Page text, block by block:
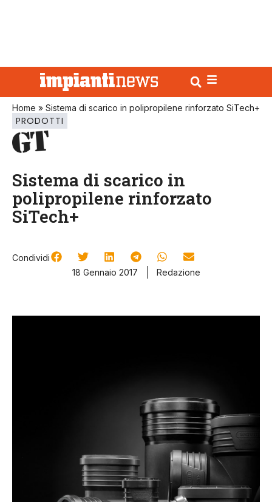
Home » Sistema di scarico in polipropilene rinforzato SiTech+
PRODOTTI
Sistema di scarico in
polipropilene rinforzato
SiTech+
Condividi
18 Gennaio 2017
Redazione